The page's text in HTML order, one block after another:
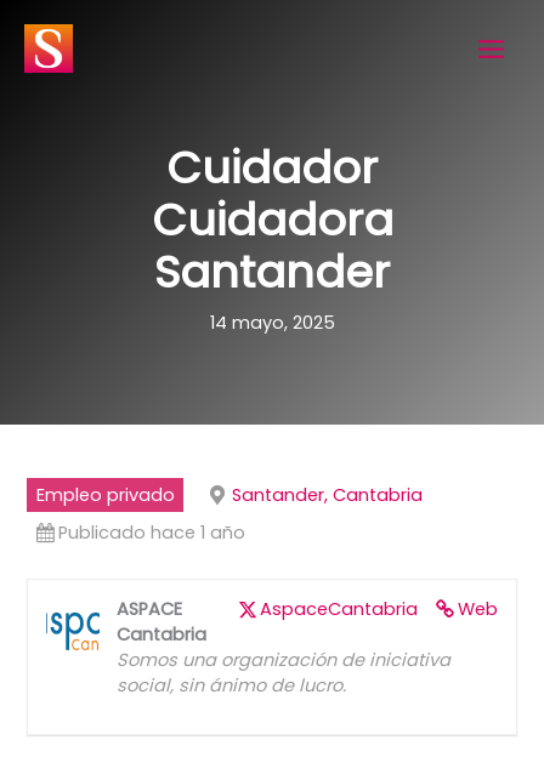
contenido
Cuidador
Cuidadora
Santander
14 mayo, 2025
Empleo privado
Santander, Cantabria
Publicado hace 1 año
Web
AspaceCantabria
ASPACE
Cantabria
Somos una organización de iniciativa
social, sin ánimo de lucro.